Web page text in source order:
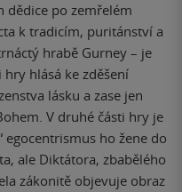
po zemřelém
k tradicím, puritánství a
hrabě Gurney – je
hlásá ke zděšení
lásku a zase jen
V druhé části hry je
egocentrismus ho žene do
ale Diktátora, zbabělého
zákonitě objevuje obraz